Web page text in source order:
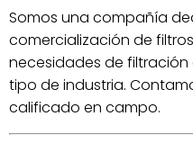
Somos una compañía
comercialización de
necesidades de
tipo de industria.
calificado en campo.